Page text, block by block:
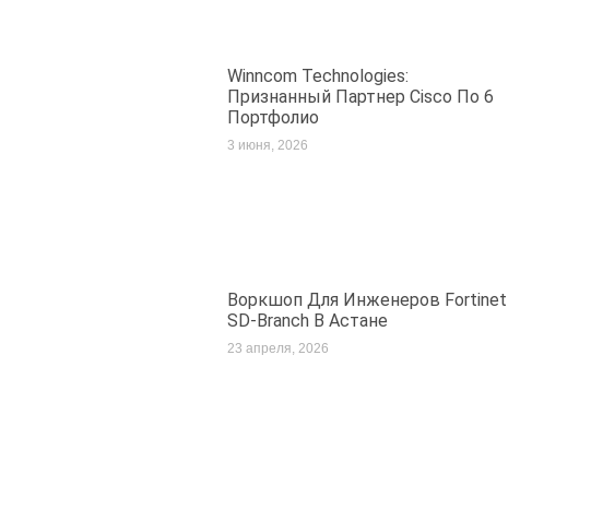
Winncom Technologies:
Признанный Партнер Cisco По 6
Портфолио
3 июня, 2026
Воркшоп Для Инженеров Fortinet
SD-Branch В Астане
23 апреля, 2026